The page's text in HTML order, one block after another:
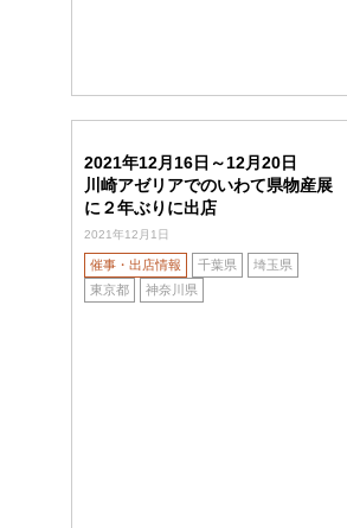
2021年12月16日～12月20日
川崎アゼリアでのいわて県物産展
に２年ぶりに出店
2021年12月1日
催事・出店情報 千葉県
埼玉県
東京都
神奈川県